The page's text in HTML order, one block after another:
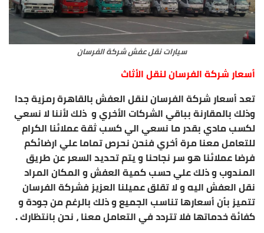
سيارات نقل عفش شركة الفرسان
أسعار شركة الفرسان لنقل الأثاث
تعد أسعار شركة الفرسان لنقل العفش بالقاهرة رمزية جدا
وذلك بالمقارنة بباقي الشركات الأخري و ذلك لأننا لا نسعي
لكسب مادي بقدر ما نسعي الي كسب ثقة عملائنا الكرام
للتعامل معنا مرة أخري فنحن نحرص تماما علي ارضائكم
فرضا عملائنا هو سر نجاحنا و يتم تحديد السعر عن طريق
المندوب و ذلك علي حسب كمية العفش و المكان المراد
نقل العفش اليه و لا تقلق عميلنا العزيز فشركة الفرسان
تتميز بأن أسعارها تناسب الجميع و ذلك بالرغم من جودة و
كفائة خدماتها فلا تتردد في التعامل معنا ، نحن بانتظارك .